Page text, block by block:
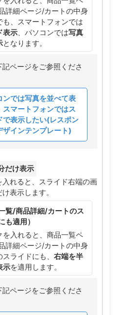
詳細ページ/カートの中身
も、スマートフォンでは
表示 、パソコンでは写真
となります。
記ページをご参照くださ
ンでは写真を並べて表
スマートフォンではス
で表示したい(レスポン
ザインテンプレート)
だけ表示
入れると、スライド右端の画
表示します。
一覧/商品詳細/カートのス
も適用）
を入れると、商品一覧ペ
詳細ページ/カートの中身
ライドにも、 右端を半
示を適用します。
記ページをご参照くださ